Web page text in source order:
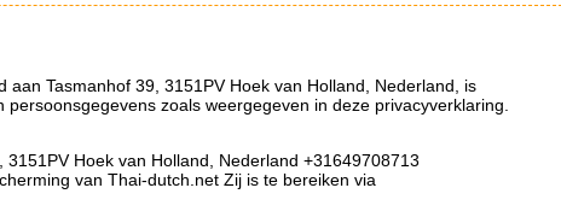
Tasmanhof 39, 3151PV Hoek van Holland, Nederland, is
zoals weergegeven in deze privacyverklaring.
Hoek van Holland, Nederland +31649708713
van Thai-dutch.net Zij is te bereiken via